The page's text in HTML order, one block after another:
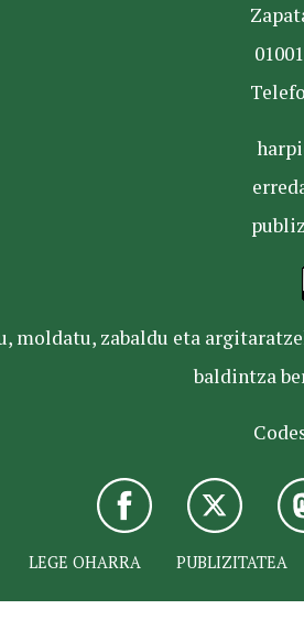
moldatu, zabaldu eta
baldintza
LEGE OHARRA PUBLIZITATEA